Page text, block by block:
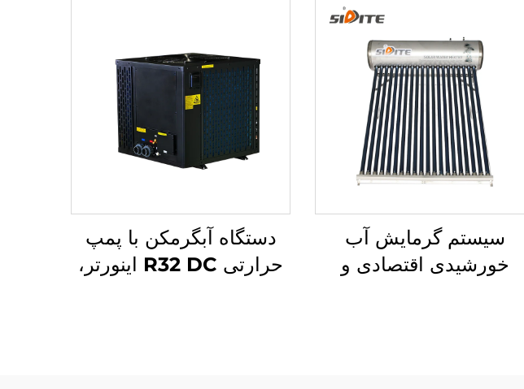
سیستم گرمایش آب
خورشیدی اقتصادی و
دستگاه آبگرمکن با پمپ
حرارتی R32 DC اینورتر،